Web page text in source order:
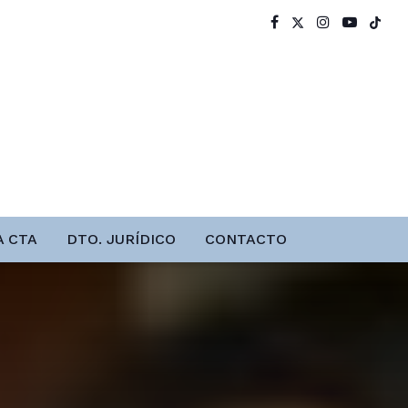
CTA DTO. JURÍDICO CONTACTO